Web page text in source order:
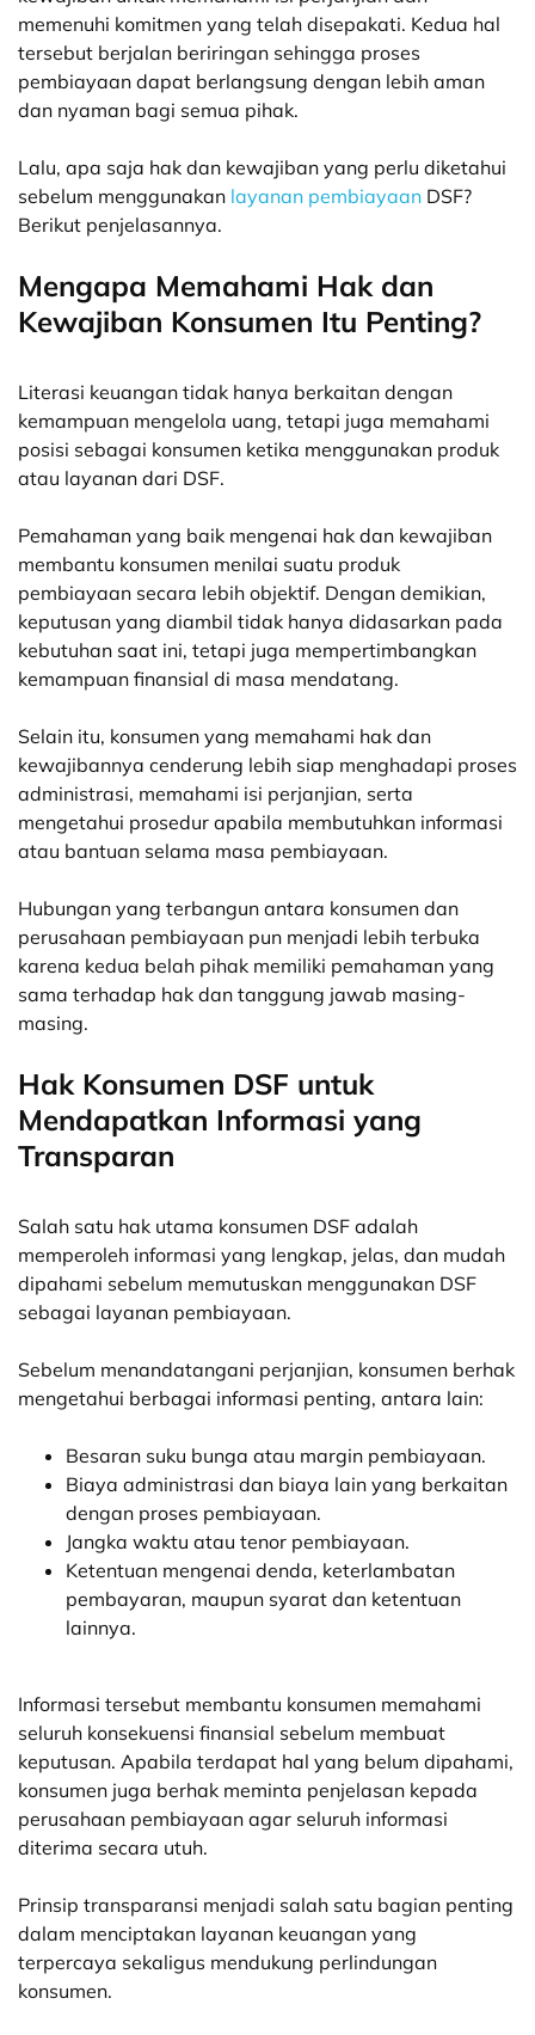
memenuhi komitmen yang telah disepakati. Kedua hal
tersebut berjalan beriringan sehingga proses
pembiayaan dapat berlangsung dengan lebih aman
dan nyaman bagi semua pihak.
Lalu, apa saja hak dan kewajiban yang perlu diketahui
sebelum menggunakan layanan pembiayaan DSF?
Berikut penjelasannya.
Mengapa Memahami Hak dan
Kewajiban Konsumen Itu Penting?
Literasi keuangan tidak hanya berkaitan dengan
kemampuan mengelola uang, tetapi juga memahami
posisi sebagai konsumen ketika menggunakan produk
atau layanan dari DSF.
Pemahaman yang baik mengenai hak dan kewajiban
membantu konsumen menilai suatu produk
pembiayaan secara lebih objektif. Dengan demikian,
keputusan yang diambil tidak hanya didasarkan pada
kebutuhan saat ini, tetapi juga mempertimbangkan
kemampuan finansial di masa mendatang.
Selain itu, konsumen yang memahami hak dan
kewajibannya cenderung lebih siap menghadapi proses
administrasi, memahami isi perjanjian, serta
mengetahui prosedur apabila membutuhkan informasi
atau bantuan selama masa pembiayaan.
Hubungan yang terbangun antara konsumen dan
perusahaan pembiayaan pun menjadi lebih terbuka
karena kedua belah pihak memiliki pemahaman yang
sama terhadap hak dan tanggung jawab masing-
masing.
Hak Konsumen DSF untuk
Mendapatkan Informasi yang
Transparan
Salah satu hak utama konsumen DSF adalah
memperoleh informasi yang lengkap, jelas, dan mudah
dipahami sebelum memutuskan menggunakan DSF
sebagai layanan pembiayaan.
Sebelum menandatangani perjanjian, konsumen berhak
mengetahui berbagai informasi penting, antara lain:
Besaran suku bunga atau margin pembiayaan.
Biaya administrasi dan biaya lain yang berkaitan
dengan proses pembiayaan.
Jangka waktu atau tenor pembiayaan.
Ketentuan mengenai denda, keterlambatan
pembayaran, maupun syarat dan ketentuan
lainnya.
Informasi tersebut membantu konsumen memahami
seluruh konsekuensi finansial sebelum membuat
keputusan. Apabila terdapat hal yang belum dipahami,
konsumen juga berhak meminta penjelasan kepada
perusahaan pembiayaan agar seluruh informasi
diterima secara utuh.
Prinsip transparansi menjadi salah satu bagian penting
dalam menciptakan layanan keuangan yang
terpercaya sekaligus mendukung perlindungan
konsumen.